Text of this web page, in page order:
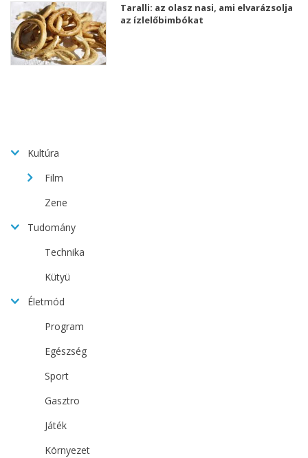
Taralli: az olasz nasi, ami elvarázsolja
az ízlelőbimbókat
Kultúra
Film
Zene
Tudomány
Technika
Kütyü
Életmód
Program
Egészség
Sport
Gasztro
Játék
Környezet